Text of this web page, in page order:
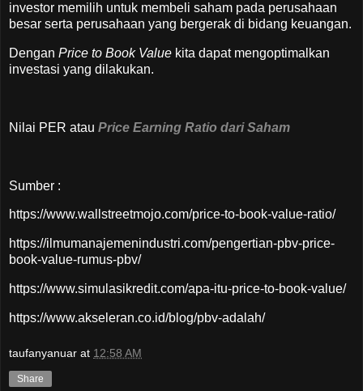
investor memilih untuk membeli saham pada perusahaan
besar serta perusahaan yang bergerak di bidang keuangan.
Dengan Price to Book Value kita dapat mengoptimalkan
investasi yang dilakukan.
Nilai PER atau Price Earning Ratio dari Saham
Sumber :
https://www.wallstreetmojo.com/price-to-book-value-ratio/
https://ilmumanajemenindustri.com/pengertian-pbv-price-
book-value-rumus-pbv/
https://www.simulasikredit.com/apa-itu-price-to-book-value/
https://www.akseleran.co.id/blog/pbv-adalah/
taufanyanuar at 12:58 AM
Share